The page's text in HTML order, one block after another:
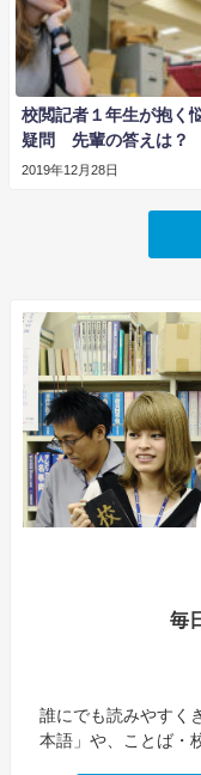
校閲記者１年生が抱く
疑問 先輩の答えは？
2019年12月28日
毎
誰にでも読みやすく
本語」や、ことば・